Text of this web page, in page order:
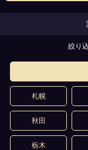
絞り
札幌
秋田
栃木